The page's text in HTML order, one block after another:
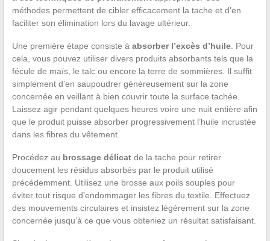
méthodes permettent de cibler efficacement la tache et d’en
faciliter son élimination lors du lavage ultérieur.
Une première étape consiste à absorber l’excès d’huile. Pour
cela, vous pouvez utiliser divers produits absorbants tels que la
fécule de maïs, le talc ou encore la terre de sommières. Il suffit
simplement d’en saupoudrer généreusement sur la zone
concernée en veillant à bien couvrir toute la surface tachée.
Laissez agir pendant quelques heures voire une nuit entière afin
que le produit puisse absorber progressivement l’huile incrustée
dans les fibres du vêtement.
Procédez au brossage délicatde la tache pour retirer
doucement les résidus absorbés par le produit utilisé
précédemment. Utilisez une brosse aux poils souples pour
éviter tout risque d’endommager les fibres du textile. Effectuez
des mouvements circulaires et insistez légèrement sur la zone
concernée jusqu’à ce que vous obteniez un résultat satisfaisant.